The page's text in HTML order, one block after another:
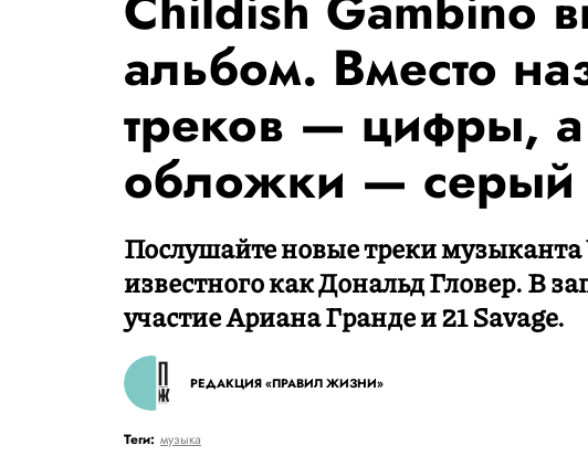
альбом. Вместо
треков — цифры, а
обложки — серый
Послушайте новые треки
известного как Дональд Гловер. В
участие Ариана Гранде и 21 Savage.
РЕДАКЦИЯ «ПРАВИЛ ЖИЗНИ»
Теги: музыка